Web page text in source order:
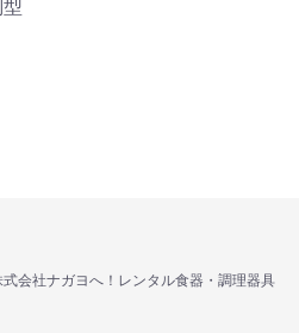
会社ナガヨへ！レンタル食器・調理器具